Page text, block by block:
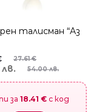
талисман “Aз
27.61€
54.00 лв.
за 18.41 € с код